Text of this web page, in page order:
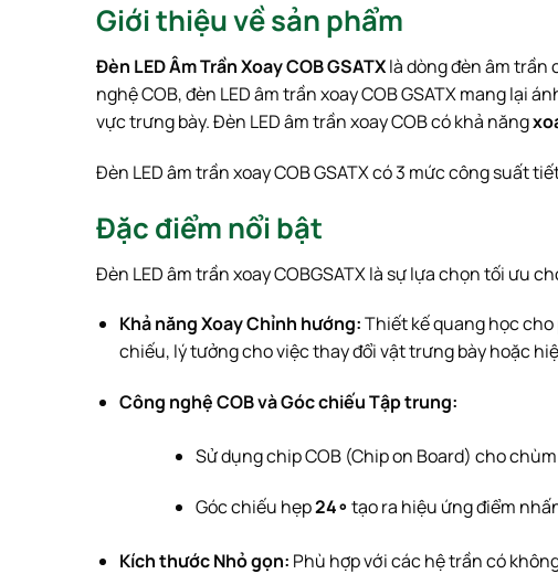
Giới thiệu về sản phẩm
Đèn LED Âm Trần Xoay COB GSATXlà dòng đèn âm trần
nghệCOB, đèn LED âm trần xoay COB GSATX mang lại
vực trưng bày. Đèn LED âm trần xoay COB có khả năng
Đèn LED âm trần xoay COB GSATX có 3 mức công suất
Đặc điểm nổi bật
Đèn LED âm trần xoay COBGSATX là sự lựa chọn tối ưu
Khả năng Xoay Chỉnh hướng:Thiết kế quang học cho
chiếu, lý tưởng cho việc thay đổi vật trưng bày hoặc
Công nghệ COB và Góc chiếu Tập trung:
Sử dụng chipCOB(Chip on Board) cho
Góc chiếu hẹp24∘ tạo ra hiệu ứng điểm
Kích thước Nhỏ gọn: Phù hợp với các hệ trần có